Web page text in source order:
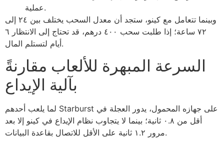
عملية.
وبينما تتعامل مع كينو، ستجد أن معدل السحب يختلف بين ٢٤ إلى
٧٢ ساعة؛ إذا طلبت سحب ٤٠٠ درهم، قد تحتاج إلى الانتظار ٦
أيام لتستلم المال.
السرعة المبهرة للألعاب مقارنةً
بآلية الإيداع
لما يلعب أحدهم Starburst على جهازه المحمول، يدور العجلة في
أقل من ٠.٨ ثانية؛ بينما لا يتجاوب نظام الإيداع في كينو إلا بعد
مرور ١.٢ ثانية على الأقل للاتصال بقاعدة البيانات.